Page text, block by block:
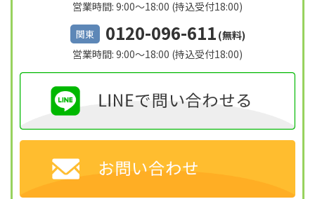
営業時間: 9:00～18:00 (持込受付18:00)
関東 0120-096-611 (無料)
営業時間: 9:00～18:00 (持込受付18:00)